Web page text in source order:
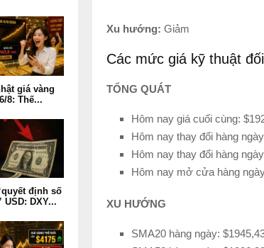
Xu hướng: Giảm
Các mức giá kỹ thuật
TỔNG QUÁT
Hôm nay giá cuối cùng:
Hôm nay thay đổi hàng
Hôm nay thay đổi hàng
Hôm nay mở cửa hàng
XU HƯỚNG
SMA20 hàng ngày:
giá vàng
8: Thế...
định số
USD: DXY...